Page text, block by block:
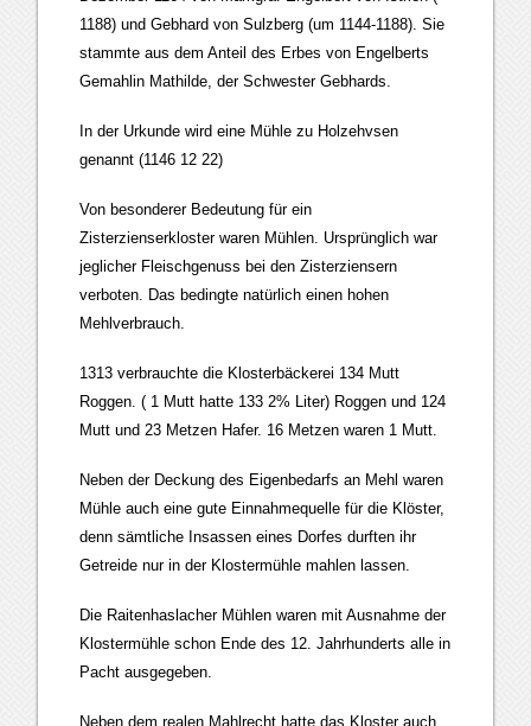
1188) und Gebhard von Sulzberg (um 1144-1188). Sie
stammte aus dem Anteil des Erbes von Engelberts
Gemahlin Mathilde, der Schwester Gebhards.
In der Urkunde wird eine Mühle zu Holzehvsen
genannt (1146 12 22)
Von besonderer Bedeutung für ein
Zisterzienserkloster waren Mühlen. Ursprünglich war
jeglicher Fleischgenuss bei den Zisterziensern
verboten. Das bedingte natürlich einen hohen
Mehlverbrauch.
1313 verbrauchte die Klosterbäckerei 134 Mutt
Roggen. ( 1 Mutt hatte 133 2% Liter) Roggen und 124
Mutt und 23 Metzen Hafer. 16 Metzen waren 1 Mutt.
Neben der Deckung des Eigenbedarfs an Mehl waren
Mühle auch eine gute Einnahmequelle für die Klöster,
denn sämtliche Insassen eines Dorfes durften ihr
Getreide nur in der Klostermühle mahlen lassen.
Die Raitenhaslacher Mühlen waren mit Ausnahme der
Klostermühle schon Ende des 12. Jahrhunderts alle in
Pacht ausgegeben.
Neben dem realen Mahlrecht hatte das Kloster auch